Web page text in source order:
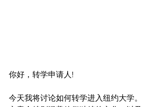
你好，转学申请人!
今天我将讨论如何转学进入纽约大学。